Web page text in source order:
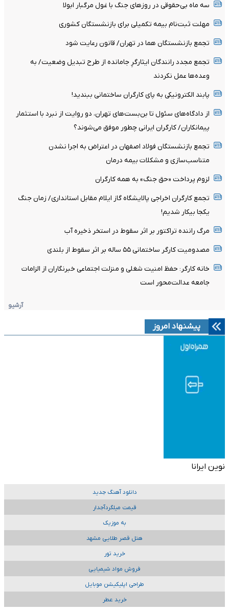
سه ماه بی‌حقوقی در روزهای جنگ با غول مرگبار ابولا
مهلت ثبت‌نام بیمه تکمیلی برای بازنشستگان کشوری
تجمع بازنشستگان هما در تهران/ قانون رعایت شود
تجمع مجدد رانندگان ایثارگرِ جامانده از طرح تبدیل وضعیت/ به
وعده‌ها عمل نکردند
پابند الکترونیکی به پای کارگران ساختمانی ببندید!
از دادگاه‌های سئول تا بن‌بست‌های تهران، دو روایت از نبرد با استثمار
پیمانکاران/ کارگران ایرانی چطور موفق می‌شوند؟
تجمع بازنشستگان فولاد اصفهان در اعتراض به اجرا نشدن
متناسب‌سازی و مشکلات بیمه درمان
لزوم پرداخت «حق جنگ» به همه کارگران
تجمع کارگران اخراجی پالایشگاه گاز ایلام مقابل استانداری/ زمان جنگ
یکجا بیکار شدیم!
مرگ راننده تراکتور بر اثر سقوط در استخر ذخیره آب
مصدومیت کارگر ساختمانی ۵۵ ساله بر اثر سقوط از بلندی
خانه کارگر: حفظ امنیت شغلی و منزلت اجتماعی خبرنگاران از الزامات
جامعه عدالت‌محور است
آرشیو
پیشنهاد امروز
نوین ایرانا
دانلود آهنگ جدید
قیمت میلگردآجدار
به موزیک
هتل قصر طلایی مشهد
خرید تور
فروش مواد شیمیایی
طراحی اپلیکیشن موبایل
خرید عطر